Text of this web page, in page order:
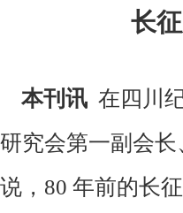
长
本刊讯 在四川
研究会第一副会
说， 80 年前的长